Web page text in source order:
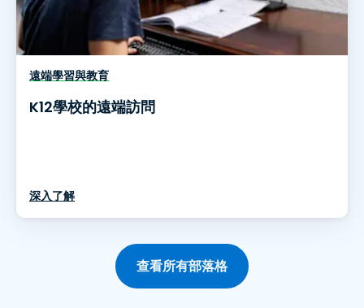
遠端學習與教育
K12學校的遠端訪問
深入了解
查看所有部落格